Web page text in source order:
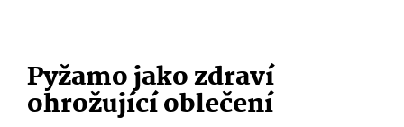
Pyžamo jako zdraví
ohrožující oblečení